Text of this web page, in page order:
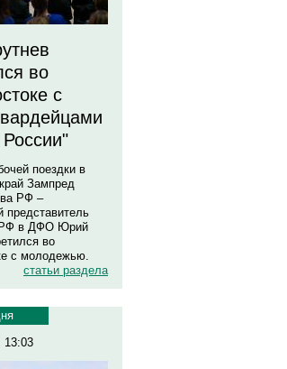
во
с
поездки в
Зампред
РФ –
представитель
РФ в ДФО Юрий
во
с молодежью.
статьи раздела
13:03